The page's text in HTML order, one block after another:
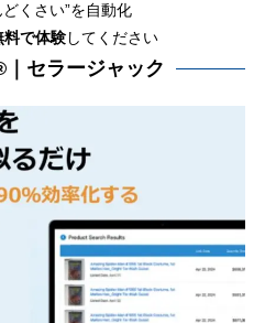
くさい”を自動化
料で体験してください
セラージャック